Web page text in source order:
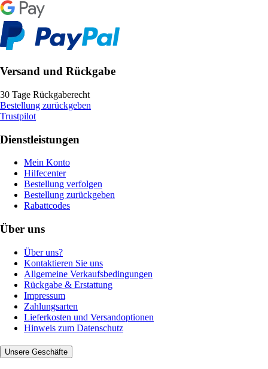
Versand und Rückgabe
30 Tage Rückgaberecht
Bestellung zurückgeben
Trustpilot
Dienstleistungen
Mein Konto
Hilfecenter
Bestellung verfolgen
Bestellung zurückgeben
Rabattcodes
Über uns
Über uns?
Kontaktieren Sie uns
Allgemeine Verkaufsbedingungen
Rückgabe & Erstattung
Impressum
Zahlungsarten
Lieferkosten und Versandoptionen
Hinweis zum Datenschutz
Unsere Geschäfte